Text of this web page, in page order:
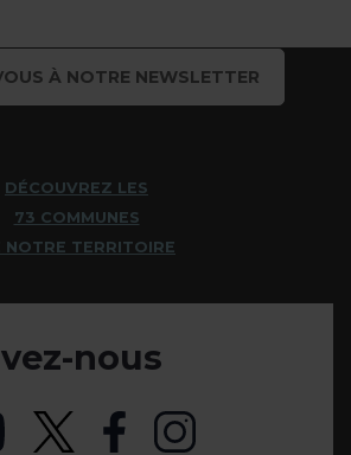
À NOTRE NEWSLETTER
DÉCOUVREZ LES
73 COMMUNES
NOTRE TERRITOIRE
nous